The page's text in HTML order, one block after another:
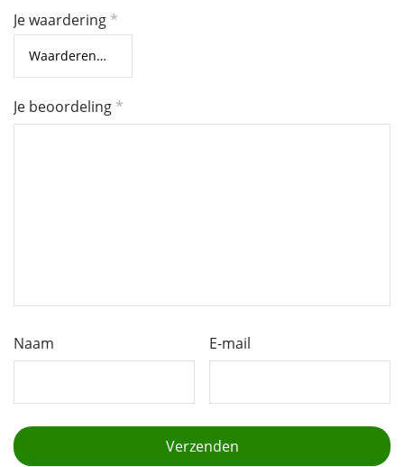
Je waardering *
Je beoordeling *
Naam E-mail